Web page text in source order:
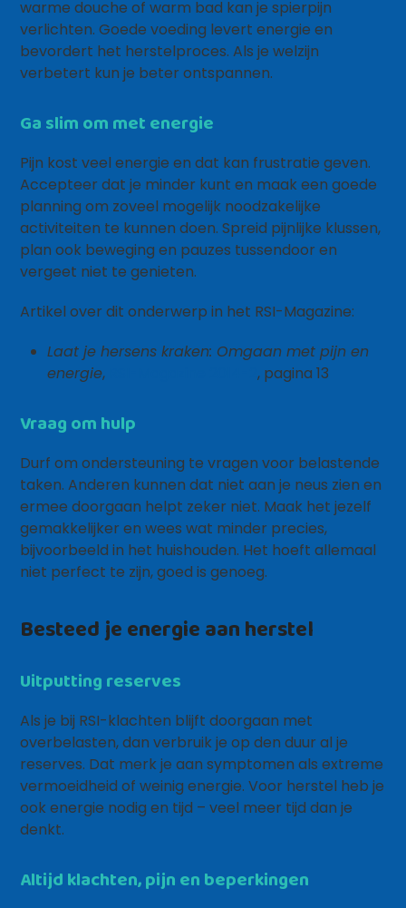
warme douche of warm bad kan je spierpijn
verlichten. Goede voeding levert energie en
bevordert het herstelproces. Als je welzijn
verbetert kun je beter ontspannen.
Ga slim om met energie
Pijn kost veel energie en dat kan frustratie geven.
Accepteer dat je minder kunt en maak een goede
planning om zoveel mogelijk noodzakelijke
activiteiten te kunnen doen. Spreid pijnlijke klussen,
plan ook beweging en pauzes tussendoor en
vergeet niet te genieten.
Artikel over dit onderwerp in het RSI-Magazine:
Laat je hersens kraken: Omgaan met pijn en
energie, RSI-Magazine 2014-2, pagina 13
Vraag om hulp
Durf om ondersteuning te vragen voor belastende
taken. Anderen kunnen dat niet aan je neus zien en
ermee doorgaan helpt zeker niet. Maak het jezelf
gemakkelijker en wees wat minder precies,
bijvoorbeeld in het huishouden. Het hoeft allemaal
niet perfect te zijn, goed is genoeg.
Besteed je energie aan herstel
Uitputting reserves
Als je bij RSI-klachten blijft doorgaan met
overbelasten, dan verbruik je op den duur al je
reserves. Dat merk je aan symptomen als extreme
vermoeidheid of weinig energie. Voor herstel heb je
ook energie nodig en tijd – veel meer tijd dan je
denkt.
Altijd klachten, pijn en beperkingen